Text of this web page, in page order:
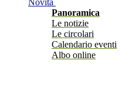
Novità
Panoramica
Le notizie
Le circolari
Calendario eventi
Albo online